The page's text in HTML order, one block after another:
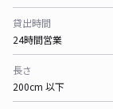
貸出時間
24時間営業
長さ
200cm 以下